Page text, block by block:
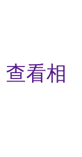
查看相